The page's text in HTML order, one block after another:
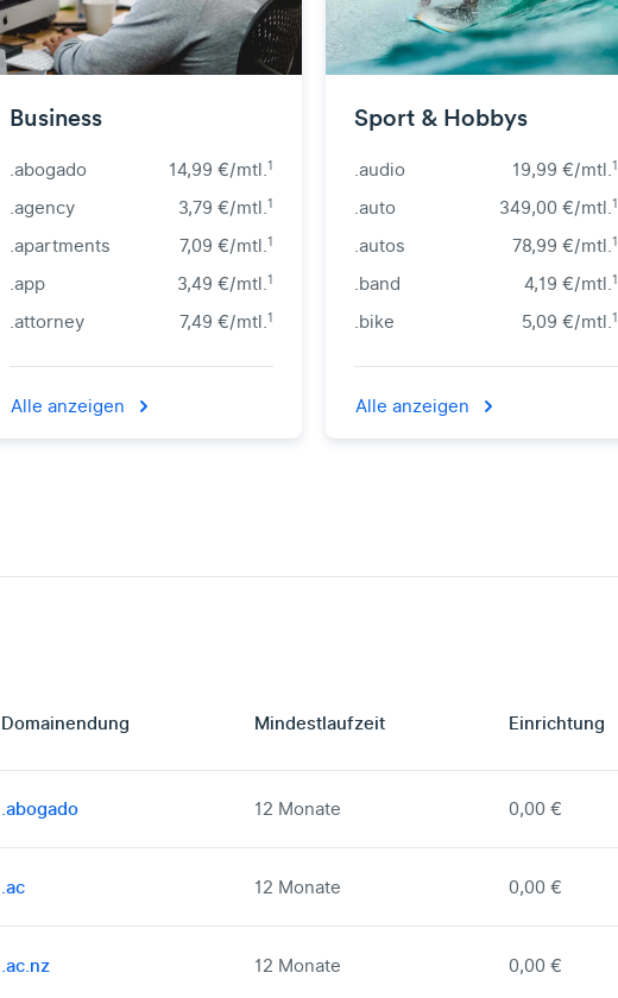
Business
.abogado 14,99 €/mtl.1
.agency 3,79 €/mtl.1
.apartments 7,09 €/mtl.1
.app 3,49 €/mtl.1
.attorney 7,49 €/mtl.1
Alle anzeigen
Sport & Hobbys
.audio 19,99 €/mtl.1
.auto 349,00 €/mtl.1
.autos 78,99 €/mtl.1
.band 4,19 €/mtl.1
.bike 5,09 €/mtl.1
Alle anzeigen
Domain­endung Mindestlaufzeit Einrichtung
.abogado 12 Monate 0,00 €
.ac 12 Monate 0,00 €
.ac.nz 12 Monate 0,00 €